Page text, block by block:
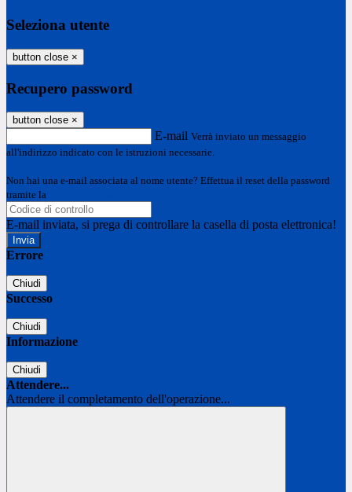
Seleziona utente
button close ×
Recupero password
button close ×
E-mail Verrà inviato un messaggio
all'indirizzo indicato con le istruzioni necessarie.
Non hai una e-mail associata al nome utente? Effettua il reset della password
tramite la
E-mail inviata, si prega di controllare la casella di posta elettronica!
Errore
Chiudi
Successo
Chiudi
Informazione
Chiudi
Attendere...
Attendere il completamento dell'operazione...